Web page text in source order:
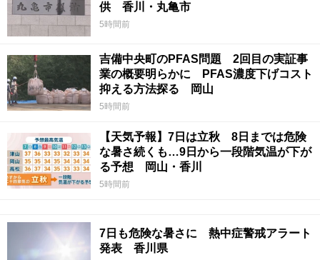
供 香川・丸亀市
5時間前
吉備中央町のPFAS問題 2回目の実証事
業の概要明らかに PFAS濃度下げコスト
抑える方法探る 岡山
5時間前
【天気予報】7日は立秋 8日までは危険
な暑さ続くも…9日から一段階気温が下が
る予想 岡山・香川
5時間前
7日も危険な暑さに 熱中症警戒アラート
発表 香川県